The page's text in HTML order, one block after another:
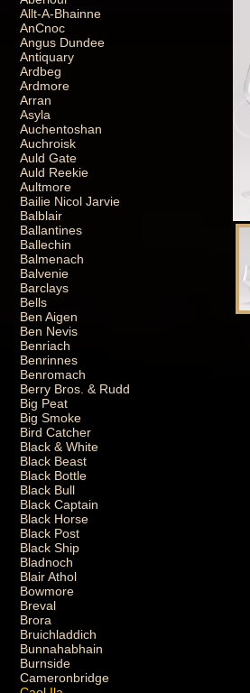
Allt-A-Bhainne
AnCnoc
Angus Dundee
Antiquary
Ardbeg
Ardmore
Arran
Asyla
Auchentoshan
Auchroisk
Auld Gate
Auld Reekie
Aultmore
Bailie Nicol Jarvie
Balblair
Ballantines
Ballechin
Balmenach
Balvenie
Barclays
Bells
Ben Aigen
Ben Nevis
Benriach
Benrinnes
Benromach
Berry Bros. & Rudd
Big Peat
Big Smoke
Bird Catcher
Black & White
Black Beast
Black Bottle
Black Bull
Black Captain
Black Horse
Black Post
Black Ship
Bladnoch
Blair Athol
Bowmore
Breval
Brora
Bruichladdich
Bunnahabhain
Burnside
Cameronbridge